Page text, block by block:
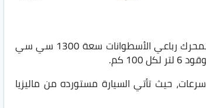
في السوق المصري بسعر يبدأ من 167 ألف جنيه بمحرك رباعي الأسطوانات سعة 1300 سي سي
وتتسارع من 0 لـ100 كم خلال 14.5 ثانية مع فتيس مانيوال من 5 سرعات، حيث تأتي السيارة مستورده من ماليزيا